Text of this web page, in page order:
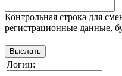
Контрольная строка для
регистрационные данные,
Логин: